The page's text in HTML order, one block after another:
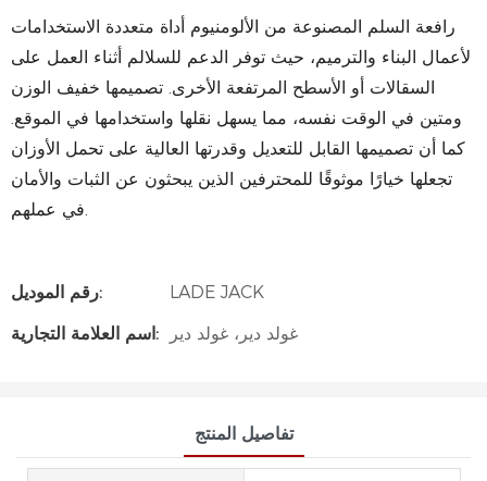
رافعة السلم المصنوعة من الألومنيوم أداة متعددة الاستخدامات
لأعمال البناء والترميم، حيث توفر الدعم للسلالم أثناء العمل على
السقالات أو الأسطح المرتفعة الأخرى. تصميمها خفيف الوزن
ومتين في الوقت نفسه، مما يسهل نقلها واستخدامها في الموقع.
كما أن تصميمها القابل للتعديل وقدرتها العالية على تحمل الأوزان
تجعلها خيارًا موثوقًا للمحترفين الذين يبحثون عن الثبات والأمان
في عملهم.
رقم الموديل:
LADE JACK
اسم العلامة التجارية:
غولد دير، غولد دير
تفاصيل المنتج